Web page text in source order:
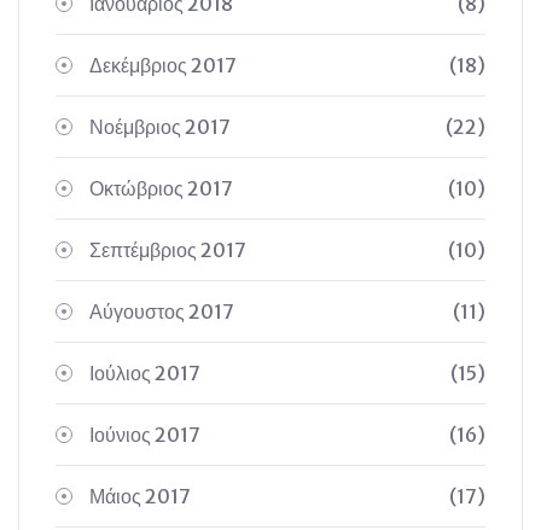
Δεκέμβριος 2017 (18)
Νοέμβριος 2017 (22)
Οκτώβριος 2017 (10)
Σεπτέμβριος 2017 (10)
Αύγουστος 2017 (11)
Ιούλιος 2017 (15)
Ιούνιος 2017 (16)
Μάιος 2017 (17)